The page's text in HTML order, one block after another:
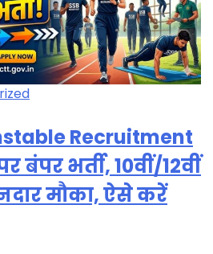
Recruitment
बंपर भर्ती, 10वीं/12वीं
मौका, ऐसे करें